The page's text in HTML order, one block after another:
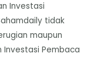
Investasi
tidak
maupun
Investasi Pembaca